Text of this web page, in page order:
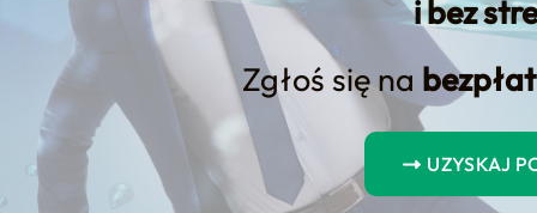
i bez
Zgłoś się na
UZYSKAJ